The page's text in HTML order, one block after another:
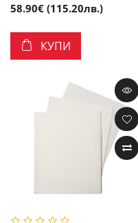
58.90€ (115.20лв.)
КУПИ